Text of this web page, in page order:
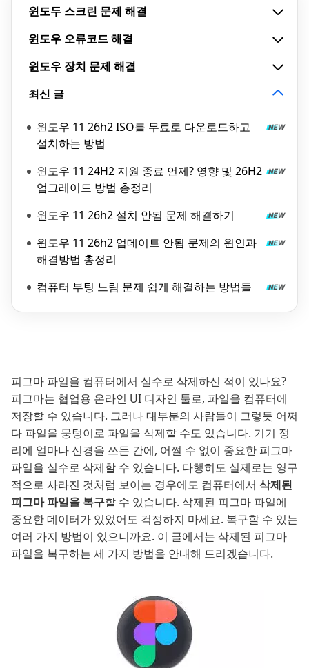
윈도두 스크린 문제 해결
윈도우 오류코드 해결
윈도우 장치 문제 해결
최신 글
윈도우 11 26h2 ISO를 무료로 다운로드하고
설치하는 방법
윈도우 11 24H2 지원 종료 언제? 영향 및 26H2
업그레이드 방법 총정리
윈도우 11 26h2 설치 안됨 문제 해결하기
윈도우 11 26h2 업데이트 안됨 문제의 윈인과
해결방법 총정리
컴퓨터 부팅 느림 문제 쉽게 해결하는 방법들
피그마 파일을 컴퓨터에서 실수로 삭제하신 적이 있나요?
피그마는 협업용 온라인 UI 디자인 툴로, 파일을 컴퓨터에
저장할 수 있습니다. 그러나 대부분의 사람들이 그렇듯 어쩌
다 파일을 뭉텅이로 파일을 삭제할 수도 있습니다. 기기 정
리에 얼마나 신경을 쓰든 간에, 어쩔 수 없이 중요한 피그마
파일을 실수로 삭제할 수 있습니다. 다행히도 실제로는 영구
적으로 사라진 것처럼 보이는 경우에도 컴퓨터에서 삭제된
피그마 파일을 복구할 수 있습니다. 삭제된 피그마 파일에
중요한 데이터가 있었어도 걱정하지 마세요. 복구할 수 있는
여러 가지 방법이 있으니까요. 이 글에서는 삭제된 피그마
파일을 복구하는 세 가지 방법을 안내해 드리겠습니다.